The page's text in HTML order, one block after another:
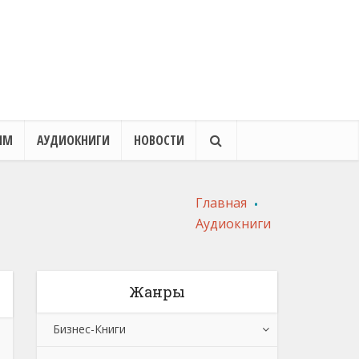
АУДИОКНИГИ НОВОСТИ
Главная .
Аудиокниги
Жанры
Бизнес-Книги